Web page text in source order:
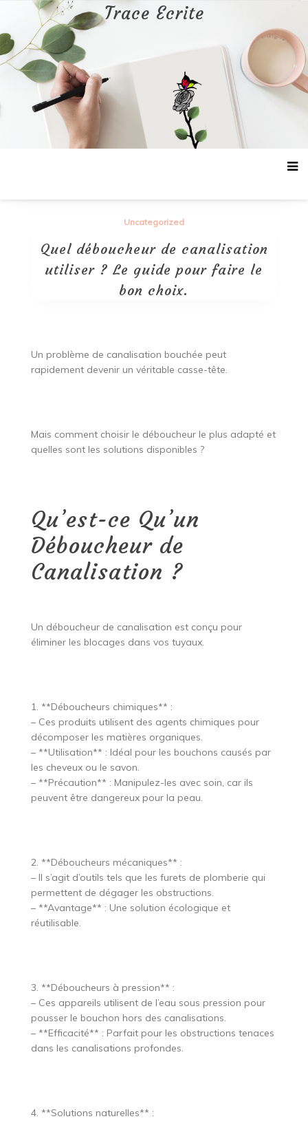
contenu
Trace Ecrite
Uncategorized
Quel déboucheur de canalisation
utiliser ? Le guide pour faire le
bon choix.
Un problème de canalisation bouchée peut
rapidement devenir un véritable casse-tête.
Mais comment choisir le déboucheur le plus adapté et
quelles sont les solutions disponibles ?
Qu’est-ce Qu’un
Déboucheur de
Canalisation ?
Un déboucheur de canalisation est conçu pour
éliminer les blocages dans vos tuyaux.
1. **Déboucheurs chimiques** :
– Ces produits utilisent des agents chimiques pour
décomposer les matières organiques.
– **Utilisation** : Idéal pour les bouchons causés par
les cheveux ou le savon.
– **Précaution** : Manipulez-les avec soin, car ils
peuvent être dangereux pour la peau.
2. **Déboucheurs mécaniques** :
– Il s’agit d’outils tels que les furets de plomberie qui
permettent de dégager les obstructions.
– **Avantage** : Une solution écologique et
réutilisable.
3. **Déboucheurs à pression** :
– Ces appareils utilisent de l’eau sous pression pour
pousser le bouchon hors des canalisations.
– **Efficacité** : Parfait pour les obstructions tenaces
dans les canalisations profondes.
4. **Solutions naturelles** :